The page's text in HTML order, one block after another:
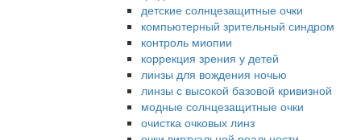
детские солнцезащитные очки
компьютерный зрительный синдром
контроль миопии
коррекция зрения у детей
линзы для вождения ночью
линзы с высокой базовой кривизной
модные солнцезащитные очки
очистка очковых линз